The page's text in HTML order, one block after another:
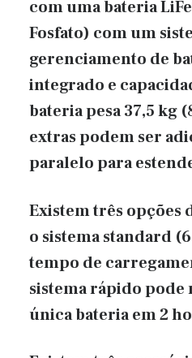
com uma bateria
Fosfato) com um
gerenciamento de
integrado e
bateria pesa 37,5 kg
extras podem ser
paralelo para
Existem três opções
o sistema standard
tempo de
sistema rápido
única bateria em 2